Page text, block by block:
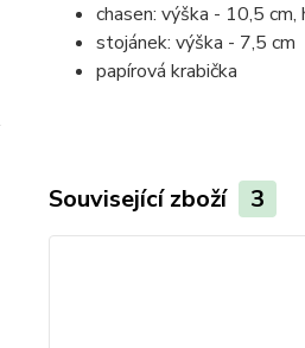
chasen: výška - 10,5
stojánek: výška - 7,5 cm
papírová krabička
Související zboží 3